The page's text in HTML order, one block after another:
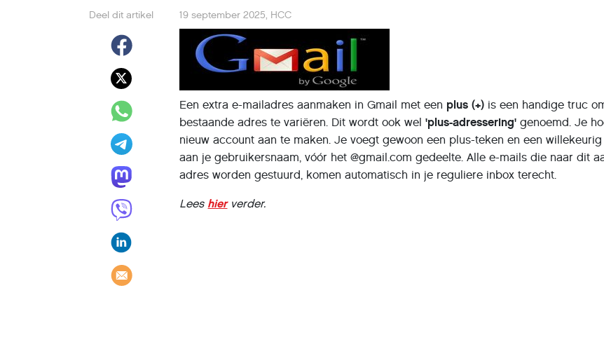
Deel dit artikel 19 september 2025, HCC
Een extra e-mailadres aanmaken in Gmail met een plus (+) is een handige truc
bestaande adres te variëren. Dit wordt ook wel'plus-adressering' genoemd. Je
nieuw account aan te maken. Je voegt gewoon een plus-teken en een
aan je gebruikersnaam, vóór het @gmail.com gedeelte. Alle e-mails die naar dit
adres worden gestuurd, komen automatisch in je reguliere inbox terecht.
Lees hierverder.